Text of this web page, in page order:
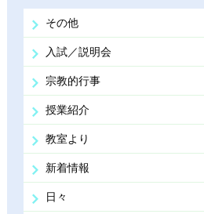
その他
入試／説明会
宗教的行事
授業紹介
教室より
新着情報
日々